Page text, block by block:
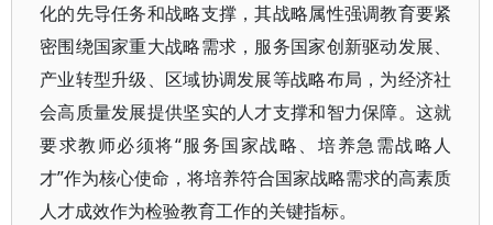
化的先导任务和战略支撑，其战略属性强调教育要紧
密围绕国家重大战略需求，服务国家创新驱动发展、
产业转型升级、区域协调发展等战略布局，为经济社
会高质量发展提供坚实的人才支撑和智力保障。这就
要求教师必须将“服务国家战略、培养急需战略人
才”作为核心使命，将培养符合国家战略需求的高素质
人才成效作为检验教育工作的关键指标。